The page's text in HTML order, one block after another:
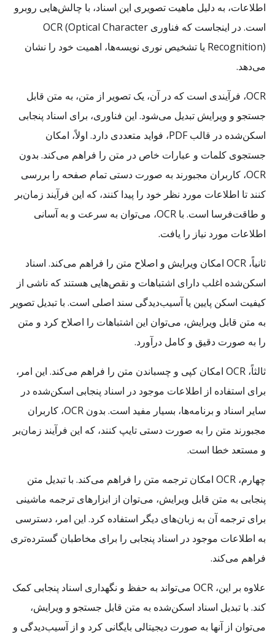
اطلاعات، به دلیل ماهیت تصویری این اسناد، با چالش‌هایی روبرو
است. در اینجاست که فناوری OCR (Optical Character
Recognition) یا تشخیص نوری نویسه‌ها، اهمیت خود را نشان
می‌دهد.
OCR، فرآیندی است که در آن، یک تصویر از متن، به متن قابل
جستجو و ویرایش تبدیل می‌شود. این فناوری، برای اسناد پنجابی
اسکن‌شده در قالب PDF، فواید متعددی دارد. اولاً، امکان
جستجوی کلمات و عبارات خاص در متن را فراهم می‌کند. بدون
OCR، کاربران مجبورند به صورت دستی تمام صفحه را بررسی
کنند تا اطلاعات مورد نظر خود را پیدا کنند، که این فرآیند زمان‌بر
و طاقت‌فرسا است. با OCR، می‌توان به سرعت و به آسانی
اطلاعات مورد نیاز را یافت.
ثانیاً، OCR امکان ویرایش و اصلاح متن را فراهم می‌کند. اسناد
اسکن‌شده اغلب دارای اشتباهات و نقص‌هایی هستند که ناشی از
کیفیت اسکن پایین یا آسیب‌دیدگی سند اصلی است. با تبدیل تصویر
به متن قابل ویرایش، می‌توان این اشتباهات را اصلاح کرد و متن
را به صورت دقیق و کامل درآورد.
ثالثاً، OCR امکان کپی و چسباندن متن را فراهم می‌کند. این امر،
برای استفاده از اطلاعات موجود در اسناد پنجابی اسکن‌شده در
سایر اسناد و برنامه‌ها، بسیار مفید است. بدون OCR، کاربران
مجبورند متن را به صورت دستی تایپ کنند، که این فرآیند زمان‌بر
و مستعد خطا است.
چهارم، OCR امکان ترجمه متن را فراهم می‌کند. با تبدیل متن
پنجابی به متن قابل ویرایش، می‌توان از ابزارهای ترجمه ماشینی
برای ترجمه آن به زبان‌های دیگر استفاده کرد. این امر، دسترسی
به اطلاعات موجود در اسناد پنجابی را برای مخاطبان گسترده‌تری
فراهم می‌کند.
علاوه بر این، OCR می‌تواند به حفظ و نگهداری اسناد پنجابی کمک
کند. با تبدیل اسناد اسکن‌شده به متن قابل جستجو و ویرایش،
می‌توان از آنها به صورت دیجیتالی بایگانی کرد و از آسیب‌دیدگی و